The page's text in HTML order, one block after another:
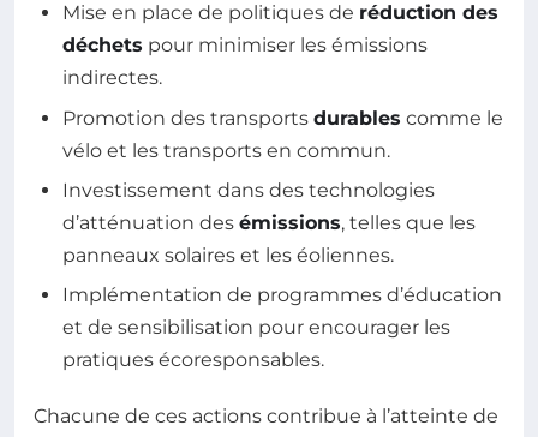
Mise en place de politiques de réduction des
déchets pour minimiser les émissions
indirectes.
Promotion des transports durables comme le
vélo et les transports en commun.
Investissement dans des technologies
d’atténuation des émissions, telles que les
panneaux solaires et les éoliennes.
Implémentation de programmes d’éducation
et de sensibilisation pour encourager les
pratiques écoresponsables.
Chacune de ces actions contribue à l’atteinte de